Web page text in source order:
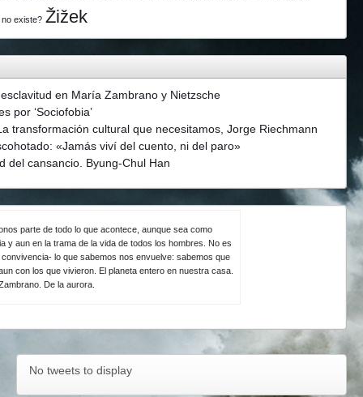
existe? Žižek
en María Zambrano y Nietzsche
por ‘Sociofobia’
transformación cultural que necesitamos, Jorge Riechmann
«Jamás viví del cuento, ni del paro»
del cansancio. Byung-Chul Han
parte de todo lo que acontece, aunque sea como
y aun en la trama de la vida de todos los hombres. No es
lo que sabemos nos envuelve: sabemos que
con los que vivieron. El planeta entero en nuestra casa.
De la aurora.
No tweets to display